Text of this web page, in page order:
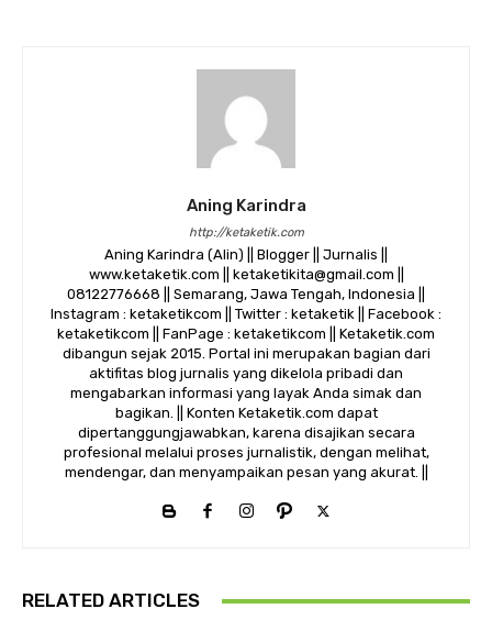
Aning Karindra
http://ketaketik.com
Aning Karindra (Alin) || Blogger || Jurnalis ||
www.ketaketik.com || ketaketikita@gmail.com ||
08122776668 || Semarang, Jawa Tengah, Indonesia ||
Instagram : ketaketikcom || Twitter : ketaketik || Facebook :
ketaketikcom || FanPage : ketaketikcom || Ketaketik.com
dibangun sejak 2015. Portal ini merupakan bagian dari
aktifitas blog jurnalis yang dikelola pribadi dan
mengabarkan informasi yang layak Anda simak dan
bagikan. || Konten Ketaketik.com dapat
dipertanggungjawabkan, karena disajikan secara
profesional melalui proses jurnalistik, dengan melihat,
mendengar, dan menyampaikan pesan yang akurat. ||
RELATED ARTICLES